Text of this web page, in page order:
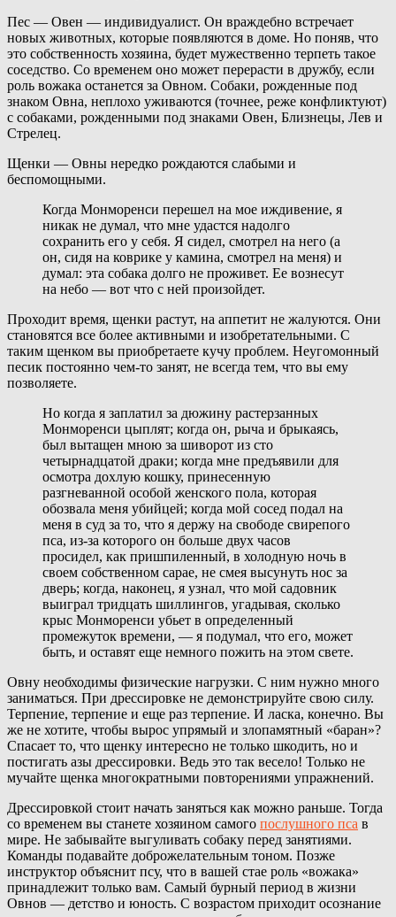
Пес — Овен — индивидуалист. Он враждебно встречает
новых животных, которые появляются в доме. Но поняв, что
это собственность хозяина, будет мужественно терпеть такое
соседство. Со временем оно может перерасти в дружбу, если
роль вожака останется за Овном. Собаки, рожденные под
знаком Овна, неплохо уживаются (точнее, реже конфликтуют)
с собаками, рожденными под знаками Овен, Близнецы, Лев и
Стрелец.
Щенки — Овны нередко рождаются слабыми и
беспомощными.
Когда Монморенси перешел на мое иждивение, я
никак не думал, что мне удастся надолго
сохранить его у себя. Я сидел, смотрел на него (а
он, сидя на коврике у камина, смотрел на меня) и
думал: эта собака долго не проживет. Ее вознесут
на небо — вот что с ней произойдет.
Проходит время, щенки растут, на аппетит не жалуются. Они
становятся все более активными и изобретательными. С
таким щенком вы приобретаете кучу проблем. Неугомонный
песик постоянно чем-то занят, не всегда тем, что вы ему
позволяете.
Но когда я заплатил за дюжину растерзанных
Монморенси цыплят; когда он, рыча и брыкаясь,
был вытащен мною за шиворот из сто
четырнадцатой драки; когда мне предъявили для
осмотра дохлую кошку, принесенную
разгневанной особой женского пола, которая
обозвала меня убийцей; когда мой сосед подал на
меня в суд за то, что я держу на свободе свирепого
пса, из-за которого он больше двух часов
просидел, как пришпиленный, в холодную ночь в
своем собственном сарае, не смея высунуть нос за
дверь; когда, наконец, я узнал, что мой садовник
выиграл тридцать шиллингов, угадывая, сколько
крыс Монморенси убьет в определенный
промежуток времени, — я подумал, что его, может
быть, и оставят еще немного пожить на этом свете.
Овну необходимы физические нагрузки. С ним нужно много
заниматься. При дрессировке не демонстрируйте свою силу.
Терпение, терпение и еще раз терпение. И ласка, конечно. Вы
же не хотите, чтобы вырос упрямый и злопамятный «баран»?
Спасает то, что щенку интересно не только шкодить, но и
постигать азы дрессировки. Ведь это так весело! Только не
мучайте щенка многократными повторениями упражнений.
Дрессировкой стоит начать заняться как можно раньше. Тогда
со временем вы станете хозяином самого послушного пса в
мире. Не забывайте выгуливать собаку перед занятиями.
Команды подавайте доброжелательным тоном. Позже
инструктор объяснит псу, что в вашей стае роль «вожака»
принадлежит только вам. Самый бурный период в жизни
Овнов — детство и юность. С возрастом приходит осознание